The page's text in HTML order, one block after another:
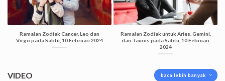
Ramalan Zodiak Cancer, Leo dan
Virgo pada Sabtu, 10 Februari 2024
Ramalan Zodiak untuk Aries, Gemini,
dan Taurus pada Sabtu, 10 Februari
2024
VIDEO baca lebih banyak